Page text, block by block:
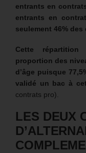
entrants en
entrants en
seulement 46%
Cette
proportion des
d’âge puisque
validé un bac à
contrats pro).
LES DEUX